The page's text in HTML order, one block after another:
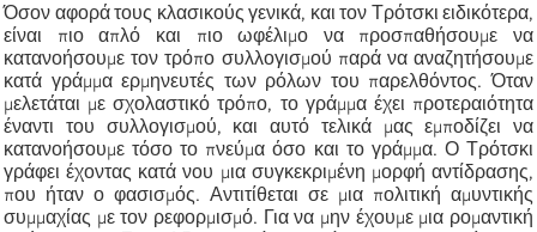
Όσον αφορά τους κλασικούς γενικά, και τον Τρότσκι ειδικότερα,
είναι πιο απλό και πιο ωφέλιμο να προσπαθήσουμε να
κατανοήσουμε τον τρόπο συλλογισμού παρά να αναζητήσουμε
κατά γράμμα ερµηνευτές των ρόλων του παρελθόντος. Όταν
μελετάται με σχολαστικό τρόπο, το γράμμα έχει προτεραιότητα
έναντι του συλλογισμού, και αυτό τελικά μας εμποδίζει να
κατανοήσουμε τόσο το πνεύμα όσο και το γράμμα. Ο Τρότσκι
γράφει έχοντας κατά νου μια συγκεκριμένη μορφή αντίδρασης,
που ήταν ο φασισμός. Αντιτίθεται σε μια πολιτική αμυντικής
συμμαχίας με τον ρεφορμισμό. Για να μην έχουμε μια ρομαντική